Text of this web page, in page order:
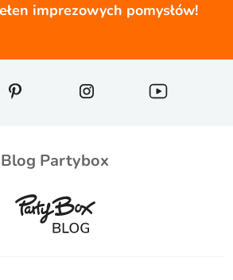
imprezowych pomysłów!
Blog Partybox